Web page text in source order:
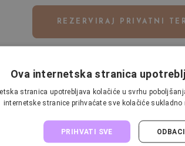
REZERVIRAJ PRIVATNI
Ova internetska stranica
stranica upotrebljava kolačiće u svrhu
internetske stranice prihvaćate sve kolačiće sukladno
PRIHVATI SVE